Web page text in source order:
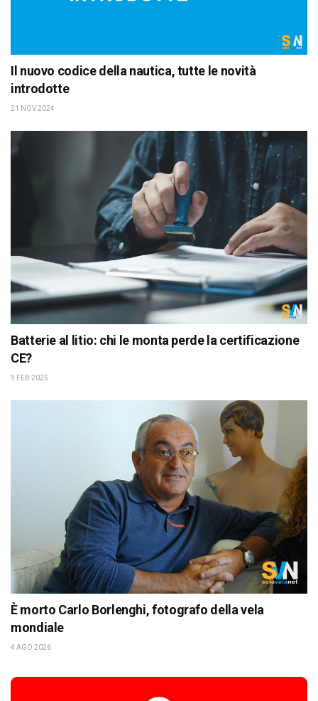
Il nuovo codice della nautica, tutte le novità
introdotte
21 NOV 2024
Batterie al litio: chi le monta perde la certificazione
CE?
9 FEB 2025
È morto Carlo Borlenghi, fotografo della vela
mondiale
4 AGO 2026